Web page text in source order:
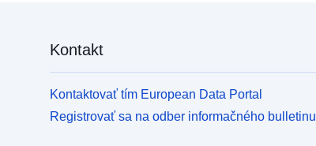
Kontakt
Kontaktovať tím European Data Portal
Registrovať sa na odber informačného bulletinu